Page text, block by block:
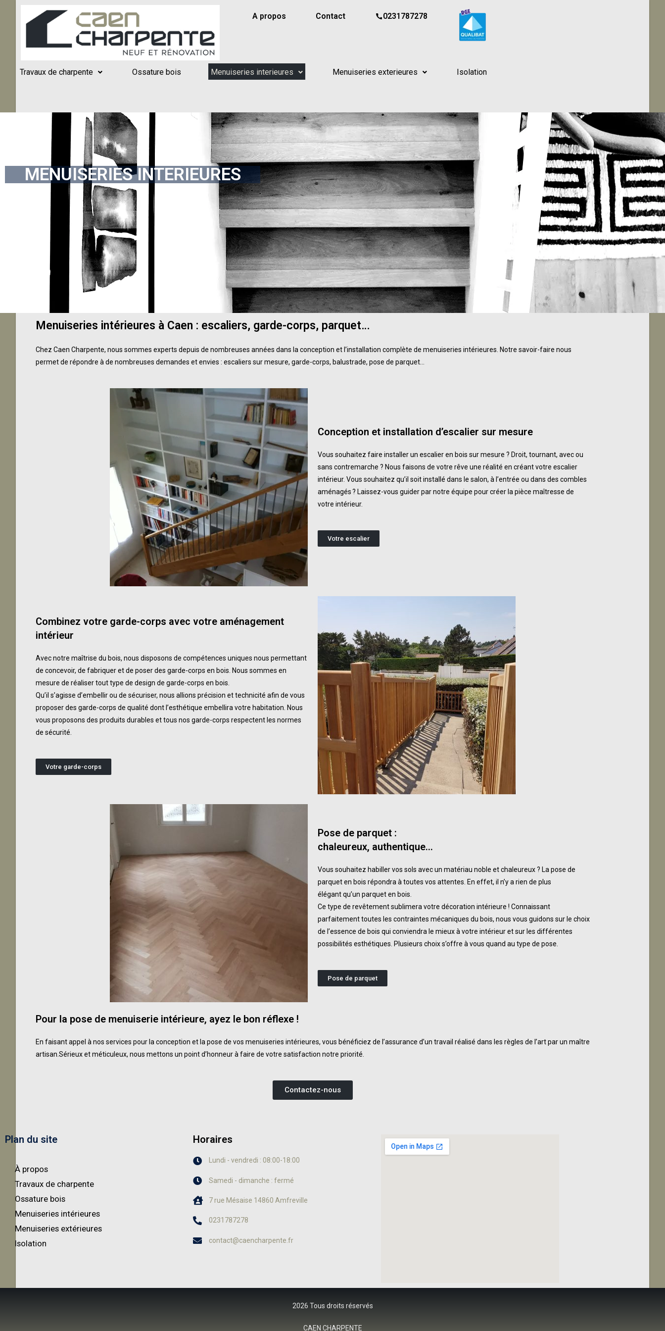
A propos Contact 0231787278
Travaux de charpente Ossature bois Menuiseries interieures Menuiseries exterieures Isolation
MENUISERIES INTERIEURES
Menuiseries intérieures à Caen : escaliers, garde-corps, parquet…
Chez Caen Charpente, nous sommes experts depuis de nombreuses années dans la conception et l’installation complète de menuiseries intérieures. Notre savoir-faire nous
permet de répondre à de nombreuses demandes et envies : escaliers sur mesure, garde-corps, balustrade, pose de parquet
Conception et installation d’escalier sur mesure
Vous souhaitez faire installer un escalier en bois sur mesure ? Droit, tournant, avec ou
sans contremarche ? Nous faisons de votre rêve une réalité en créant votre escalier
intérieur. Vous souhaitez qu’il soit installé dans le salon, à l’entrée ou dans des combles
aménagés ? Laissez-vous guider par notre équipe pourcréer la pièce maîtresse de
votre intérieur.
Votre escalier
Combinez votre garde-corps avec votre aménagement
intérieur
Avec notre maîtrise du bois, nous disposons de compétences uniques nous permettant
de concevoir, de fabriquer et de poser des garde-corps en bois. Nous sommes en
mesure de réaliser tout type de design de garde-corps en bois.
Qu’il s’agisse d’embellir ou de sécuriser, nous allions précision et technicité afin de vous
proposer des garde-corps de qualité dont l’esthétique embellira votre habitation. Nous
vous proposons des produits durables et tous nos garde-corps respectent les normes
de sécurité.
Votre garde-corps
Pose de parquet :
chaleureux, authentique…
Vous souhaitez habiller vos sols avec un matériau noble et chaleureux ? La pose de
parquet en bois répondra à toutes vos attentes. En effet, il n’y a rien de plus
élégantqu’un parquet en bois.
Ce type de revêtement sublimera votre décoration intérieure ! Connaissant
parfaitement toutes les contraintes mécaniques du bois, nous vous guidons sur le choix
de l’essence de bois qui conviendra le mieux à votre intérieur et sur les différentes
possibilités esthétiques. Plusieurs choix s’offre à vous quand au type de pose.
Pose de parquet
Pour la pose de menuiserie intérieure, ayez le bon réflexe !
En faisant appel à nos services pour la conception et la pose de vos menuiseries intérieures, vous bénéficiez de l’assurance d’un travail réalisé dans les règles de l’art par un maître
artisan.Sérieux et méticuleux, nous mettons un point d’honneur à faire de votre satisfaction notre priorité.
Contactez-nous
Plan du site
À propos
Travaux de charpente
Ossature bois
Menuiseries intérieures
Menuiseries extérieures
Isolation
Horaires
Lundi - vendredi : 08:00-18:00
Samedi - dimanche : fermé
7 rue Mésaise 14860 Amfreville
0231787278
contact@caencharpente.fr
2026 Tous droits réservés
CAEN CHARPENTE